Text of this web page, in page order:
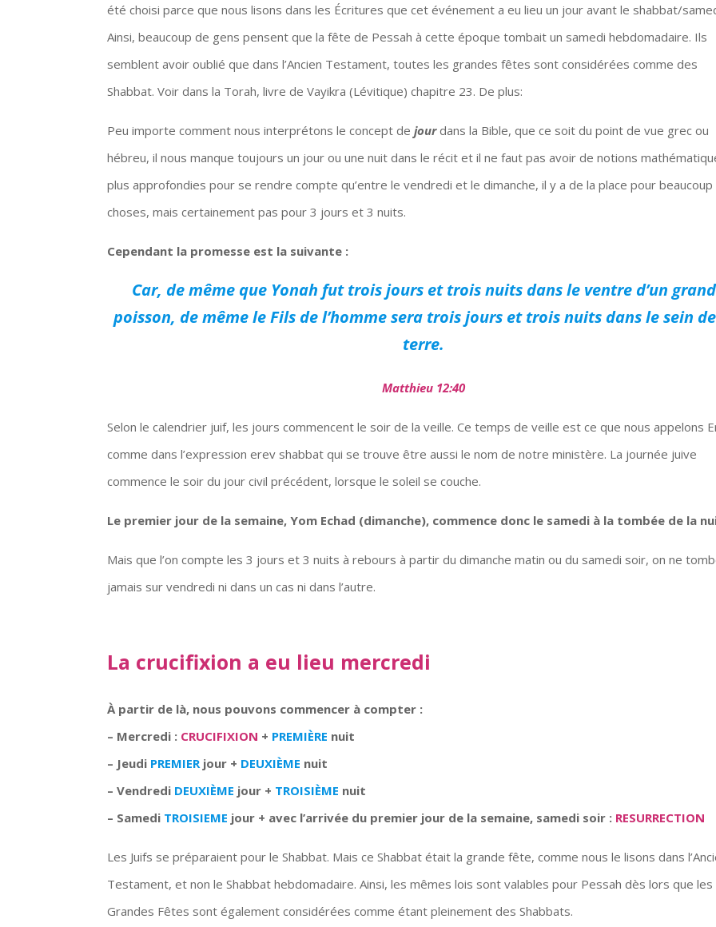
été choisi parce que nous lisons dans les Écritures que cet événement a eu lieu un jour avant le shabbat/
Ainsi, beaucoup de gens pensent que la fête de Pessah à cette époque tombait un samedi hebdomadaire. Ils
semblent avoir oublié que dans l’Ancien Testament, toutes les grandes fêtes sont considérées comme des
Shabbat. Voir dans la Torah, livre de Vayikra (Lévitique) chapitre 23. De plus:
Peu importe comment nous interprétons le concept dejourdans la Bible, que ce soit du point de vue grec ou
hébreu, il nous manque toujours un jour ou une nuit dans le récit et il ne faut pas avoir de notions
plus approfondies pour se rendre compte qu’entre le vendredi et le dimanche, il y a de la place pour beaucoup
choses, mais certainement pas pour 3 jours et 3 nuits.
Cependant la promesse est la suivante :
Car, de même que Yonah fut trois jours et trois nuits dans le ventre d’un grand
poisson, de même le Fils de l’homme sera trois jours et trois nuits dans le sein
terre.
Matthieu 12:40
Selon le calendrier juif, les jours commencent le soir de la veille. Ce temps de veille est ce que nous appelons
comme dans l’expression erev shabbat qui se trouve être aussi le nom de notre ministère. La journée juive
commence le soir du jour civil précédent, lorsque le soleil se couche.
Le premier jour de la semaine, Yom Echad (dimanche), commence donc le samedi à la tombée de la
Mais que l’on compte les 3 jours et 3 nuits à rebours à partir du dimanche matin ou du samedi soir, on ne
jamais sur vendredi ni dans un cas ni dans l’autre.
La crucifixion a eu lieu mercredi
À partir de là, nous pouvons commencer à compter :
– Mercredi : CRUCIFIXION + PREMIÈRE nuit
– Jeudi PREMIER jour + DEUXIÈME nuit
– Vendredi DEUXIÈME jour + TROISIÈME nuit
– Samedi TROISIEME jour + avec l’arrivée du premier jour de la semaine, samedi soir : RESURRECTION
Les Juifs se préparaient pour le Shabbat. Mais ce Shabbat était la grande fête, comme nous le lisons dans
Testament, et non le Shabbat hebdomadaire. Ainsi, les mêmes lois sont valables pour Pessah dès lors que les
Grandes Fêtes sont également considérées comme étant pleinement des Shabbats.